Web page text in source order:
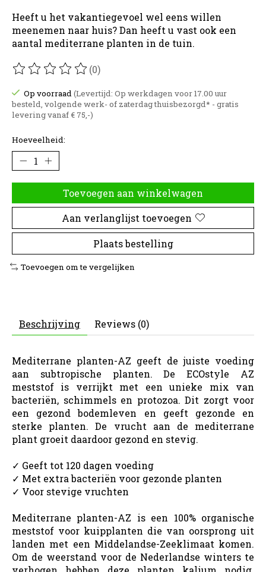
Heeft u het vakantiegevoel wel eens willen
meenemen naar huis? Dan heeft u vast ook een
aantal mediterrane planten in de tuin.
De beoordeling van dit product is
(0)
Op voorraad (Levertijd: Op werkdagen voor 17.00 uur
besteld, volgende werk- of zaterdag thuisbezorgd* - gratis
levering vanaf € 75,-)
Hoeveelheid:
Toevoegen aan winkelwagen
Aan verlanglijst toevoegen
Plaats bestelling
Toevoegen om te vergelijken
Beschrijving Reviews (0)
Mediterrane planten-AZ geeft de juiste voeding
aan subtropische planten. De ECOstyle AZ
meststof is verrijkt met een unieke mix van
bacteriën, schimmels en protozoa. Dit zorgt voor
een gezond bodemleven en geeft gezonde en
sterke planten. De vrucht aan de mediterrane
plant groeit daardoor gezond en stevig.
✓ Geeft tot 120 dagen voeding
✓ Met extra bacteriën voor gezonde planten
✓ Voor stevige vruchten
Mediterrane planten-AZ is een 100% organische
meststof voor kuipplanten die van oorsprong uit
landen met een Middelandse-Zeeklimaat komen.
Om de weerstand voor de Nederlandse winters te